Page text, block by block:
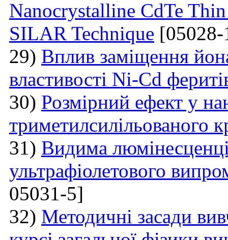
Nanocrystalline CdTe
SILAR Technique
29) Вплив заміщення
властивості Ni-Cd
30) Розмірний ефект у
триметилсилільованого
31) Видима
ультрафіолетового
05031-5]
32) Методичні засади